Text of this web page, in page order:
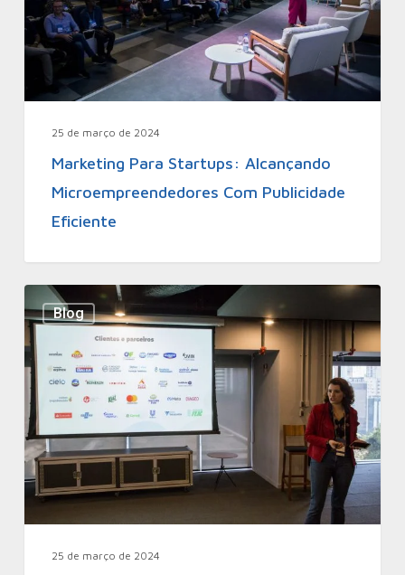
25 de março de 2024
Marketing Para Startups: Alcançando
Microempreendedores Com Publicidade
Eficiente
Blog
25 de março de 2024